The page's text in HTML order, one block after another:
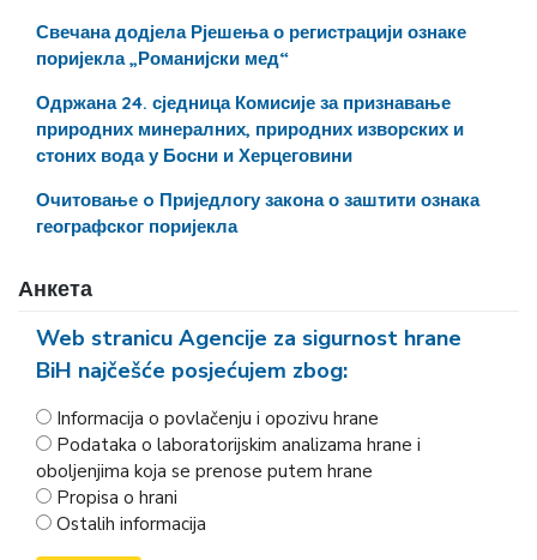
Свечана додјела Рјешења о регистрацији ознаке
поријекла „Романијски мед“
Одржана 24. сједница Комисије за признавање
природних минералних, природних изворских и
стоних вода у Босни и Херцеговини
Очитовање o Приједлогу закона о заштити ознака
географског поријекла
Анкета
Web stranicu Agencije za sigurnost hrane
BiH najčešće posjećujem zbog:
Informacija o povlačenju i opozivu hrane
Podataka o laboratorijskim analizama hrane i
oboljenjima koja se prenose putem hrane
Propisa o hrani
Ostalih informacija